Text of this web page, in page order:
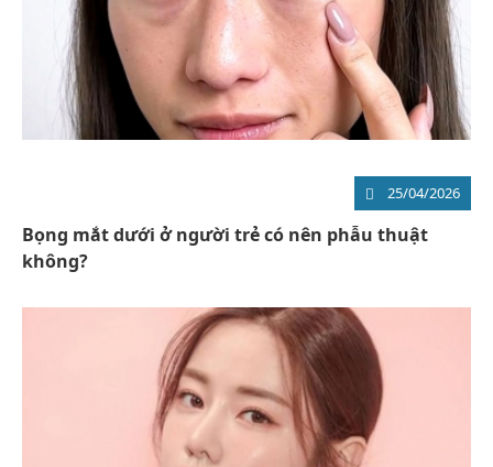
25/04/2026
Bọng mắt dưới ở người trẻ có nên phẫu thuật
không?